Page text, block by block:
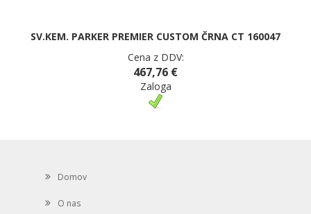
SV.KEM. PARKER PREMIER CUSTOM ČRNA CT 160047
Cena z DDV:
467,76 €
Zaloga
Domov
O nas